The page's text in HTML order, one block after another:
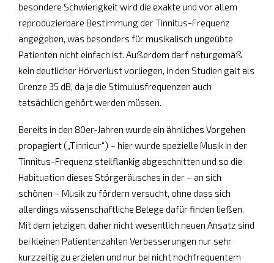
besondere Schwierigkeit wird die exakte und vor allem
reproduzierbare Bestimmung der Tinnitus-Frequenz
angegeben, was besonders für musikalisch ungeübte
Patienten nicht einfach ist. Außerdem darf naturgemäß
kein deutlicher Hörverlust vorliegen, in den Studien galt als
Grenze 35 dB, da ja die Stimulusfrequenzen auch
tatsächlich gehört werden müssen.
Bereits in den 80er-Jahren wurde ein ähnliches Vorgehen
propagiert („Tinnicur“) – hier wurde spezielle Musik in der
Tinnitus-Frequenz steilflankig abgeschnitten und so die
Habituation dieses Störgeräusches in der – an sich
schönen – Musik zu fördern versucht, ohne dass sich
allerdings wissenschaftliche Belege dafür finden ließen.
Mit dem jetzigen, daher nicht wesentlich neuen Ansatz sind
bei kleinen Patientenzahlen Verbesserungen nur sehr
kurzzeitig zu erzielen und nur bei nicht hochfrequentem